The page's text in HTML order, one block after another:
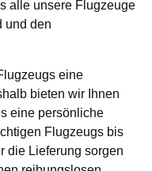
alle unsere Flugzeuge
und den
eine
bieten wir Ihnen
eine persönliche
Flugzeugs bis
die Lieferung sorgen